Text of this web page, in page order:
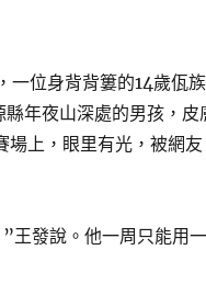
一位身背背簍的14歲佤族
年夜山深處的男孩，皮
場上，眼里有光，被網友
王發說。他一周只能用一